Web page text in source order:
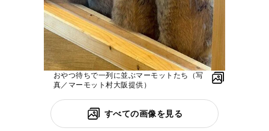
おやつ待ちで一列に並ぶマーモットたち（写
真／マーモット村大阪提供）
すべての画像を見る